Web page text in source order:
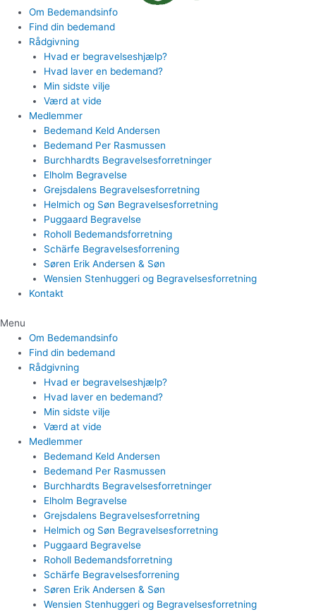
Om Bedemandsinfo
Find din bedemand
Rådgivning
Hvad er begravelseshjælp?
Hvad laver en bedemand?
Min sidste vilje
Værd at vide
Medlemmer
Bedemand Keld Andersen
Bedemand Per Rasmussen
Burchhardts Begravelsesforretninger
Elholm Begravelse
Grejsdalens Begravelsesforretning
Helmich og Søn Begravelsesforretning
Puggaard Begravelse
Roholl Bedemandsforretning
Schärfe Begravelsesforrening
Søren Erik Andersen & Søn
Wensien Stenhuggeri og Begravelsesforretning
Kontakt
Menu
Om Bedemandsinfo
Find din bedemand
Rådgivning
Hvad er begravelseshjælp?
Hvad laver en bedemand?
Min sidste vilje
Værd at vide
Medlemmer
Bedemand Keld Andersen
Bedemand Per Rasmussen
Burchhardts Begravelsesforretninger
Elholm Begravelse
Grejsdalens Begravelsesforretning
Helmich og Søn Begravelsesforretning
Puggaard Begravelse
Roholl Bedemandsforretning
Schärfe Begravelsesforrening
Søren Erik Andersen & Søn
Wensien Stenhuggeri og Begravelsesforretning